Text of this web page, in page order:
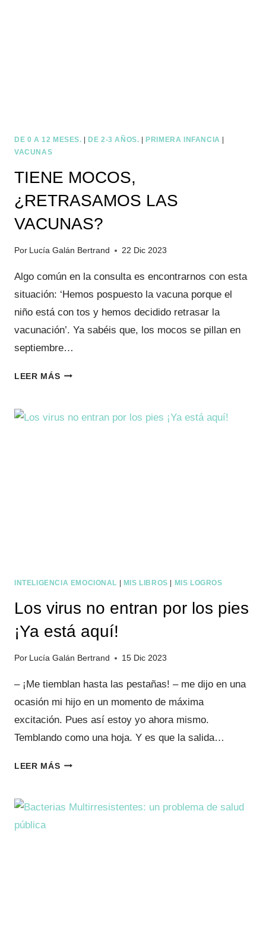
DE 0 A 12 MESES. DE 2-3 AÑOS. PRIMERA INFANCIA
VACUNAS
TIENE MOCOS,
¿RETRASAMOS LAS
VACUNAS?
Por Lucía Galán Bertrand 22 Dic 2023
Algo común en la consulta es encontrarnos con esta
situación: ‘Hemos pospuesto la vacuna porque el
niño está con tos y hemos decidido retrasar la
vacunación’. Ya sabéis que, los mocos se pillan en
septiembre…
LEER MÁSTIENE
LAS
INTELIGENCIA EMOCIONAL MIS LIBROS MIS LOGROS
Los virus no entran por los pies
¡Ya está aquí!
Por Lucía Galán Bertrand 15 Dic 2023
– ¡Me tiemblan hasta las pestañas! – me dijo en una
ocasión mi hijo en un momento de máxima
excitación. Pues así estoy yo ahora mismo.
Temblando como una hoja. Y es que la salida…
LEER MÁSLOS
ENTRAN